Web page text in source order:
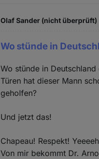
Olaf Sander (nicht überprüft)
Wo stünde in
Wo stünde in
Türen hat dieser Mann
geholfen?
Und jetzt das!
Chapeau! Respekt!
Von mir bekommt Dr.